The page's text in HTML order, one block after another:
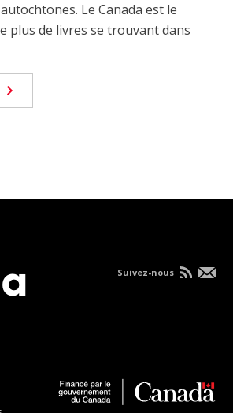
Le Canada est le
plus de livres se trouvant dans
Suivez-nous